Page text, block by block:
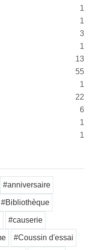
1
1
3
1
13
55
1
22
6
1
1
#anniversaire
#Bibliothèque
#causerie
#Coussin d'essai